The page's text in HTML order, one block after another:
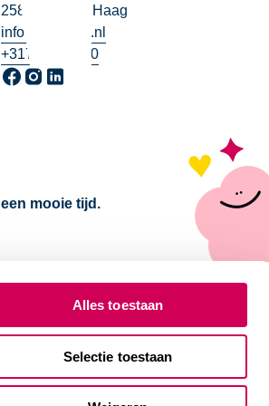
Alles toestaan
Selectie toestaan
2585 DB Den Haag
info@2samen.nl
+31703385500
Ga naar onze Facebook pagina, opent in
Ga naar onze Instagram pagina,
Ga naar onze LinkedIn pagina,
een mooie tijd.